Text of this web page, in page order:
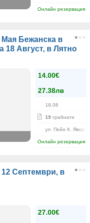
Онлайн резервация
Бежанска в
18 Август, в Лятно
14.00€
27.38лв
18.08
19 грабнати
ул. Пейо К.
Онлайн резервация
Септември, в
27.00€